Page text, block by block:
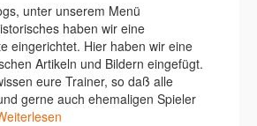
unter unserem Menü
haben wir eine
eingerichtet. Hier haben wir eine
Artikeln und Bildern eingefügt.
eure Trainer, so daß alle
gerne auch ehemaligen Spieler